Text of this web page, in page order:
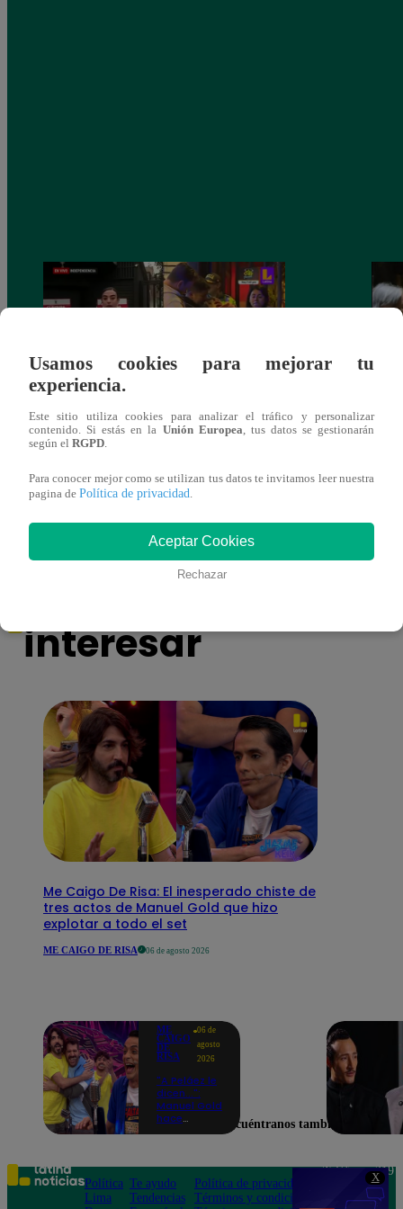
X
Cantante Jaime Carmona asesinado: todo
lo que sabe de la muerte del exparticipante
de ‘La Voz Perú’
También te puede
interesar
Me Caigo De Risa: El inesperado chiste de
tres actos de Manuel Gold que hizo
explotar a todo el set
ME CAIGO DE RISA 06 de agosto 2026
ME
CAIGO
DE
RISA
06 de
agosto
2026
"A Peláez le
dicen...":
Manuel Gold
hace
de contar el
chiste
Usamos cookies para mejorar tu
experiencia.
Este sitio utiliza cookies para analizar el tráfico y personalizar
contenido. Si estás en la Unión Europea , tus datos se gestionarán
según el RGPD
Para conocer mejor como se utilizan tus datos te invitamos leer nuestra
pagina de Política de privacidad
Aceptar Cookies
Rechazar
Encuéntranos también en
Política
Lima
Te ayudo
Tendencias
Política de privacidad
Términos y condiciones
Teléfono: 219
Av. San